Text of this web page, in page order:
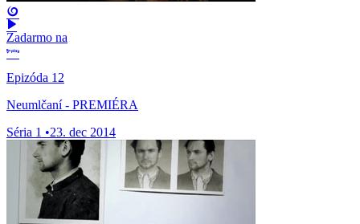
Zadarmo na
Epizóda 12
Neumlčaní - PREMIÉRA
Séria 1 •23. dec 2014